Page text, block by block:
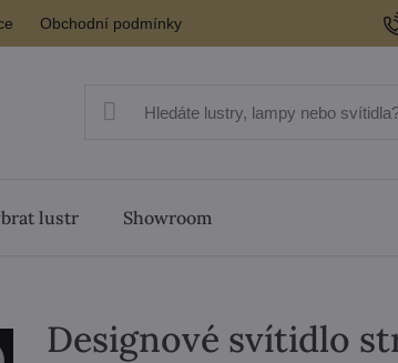
Obchodní podmínky
lustr Showroom
Designové svítidlo